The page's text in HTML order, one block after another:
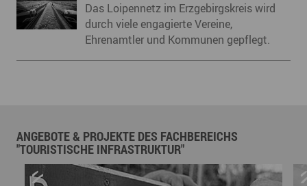
Das Loipennetz im Erzgebirgskreis wird
durch viele engagierte Vereine,
Ehrenamtler und Kommunen gepflegt.
ANGEBOTE & PROJEKTE DES FACHBEREICHS
"TOURISTISCHE INFRASTRUKTUR"